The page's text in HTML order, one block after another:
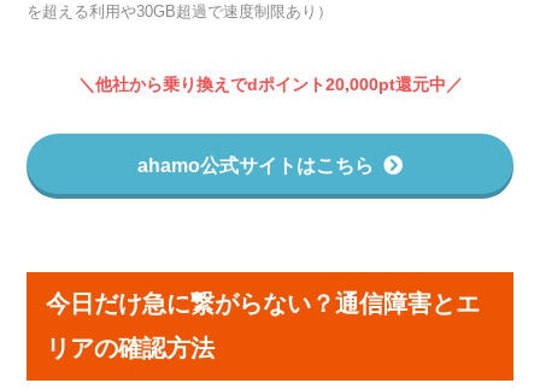
を超える利用や30GB超過で速度制限あり）
＼他社から乗り換えでdポイント20,000pt還元中／
ahamo公式サイトはこちら
今日だけ急に繋がらない？通信障害とエ
リアの確認方法